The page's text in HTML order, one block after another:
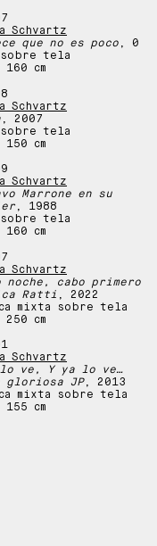
Schvartz
que no es poco , 0
sobre tela
cm
Schvartz
, 2007
sobre tela
cm
Schvartz
Marrone en su
, 1988
sobre tela
cm
Schvartz
noche, cabo primero
Ratti , 2022
mixta sobre tela
cm
Schvartz
lo ve, Y ya lo ve…
gloriosa JP, 2013
mixta sobre tela
cm